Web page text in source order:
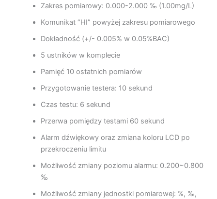
Zakres pomiarowy: 0.000-2.000 ‰ (1.00mg/L)
Komunikat “HI” powyżej zakresu pomiarowego
Dokładność (+/- 0.005% w 0.05%BAC)
5 ustników w komplecie
Pamięć 10 ostatnich pomiarów
Przygotowanie testera: 10 sekund
Czas testu: 6 sekund
Przerwa pomiędzy testami 60 sekund
Alarm dźwiękowy oraz zmiana koloru LCD po
przekroczeniu limitu
Możliwość zmiany poziomu alarmu: 0.200~0.800
‰
Możliwość zmiany jednostki pomiarowej: %, ‰,